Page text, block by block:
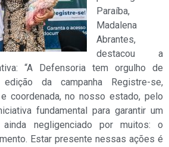
Paraíba,
Madalena
Abrantes,
destacou a
“A Defensoria tem orgulho de
da campanha Registre-se,
coordenada, no nosso estado, pelo
fundamental para garantir um
negligenciado por muitos: o
Estar presente nessas ações é